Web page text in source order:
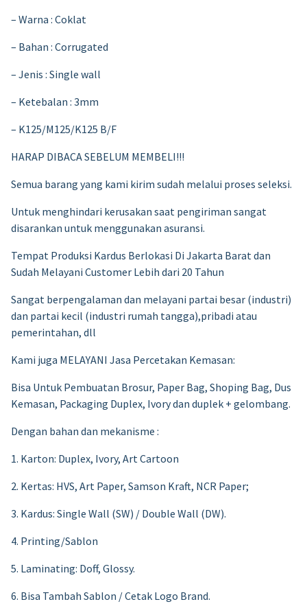
– Warna : Coklat
– Bahan : Corrugated
– Jenis : Single wall
– Ketebalan : 3mm
– K125/M125/K125 B/F
HARAP DIBACA SEBELUM MEMBELI!!!
Semua barang yang kami kirim sudah melalui proses seleksi.
Untuk menghindari kerusakan saat pengiriman sangat
disarankan untuk menggunakan asuransi.
Tempat Produksi Kardus Berlokasi Di Jakarta Barat dan
Sudah Melayani Customer Lebih dari 20 Tahun
Sangat berpengalaman dan melayani partai besar (industri)
dan partai kecil (industri rumah tangga),pribadi atau
pemerintahan, dll
Kami juga MELAYANI Jasa Percetakan Kemasan:
Bisa Untuk Pembuatan Brosur, Paper Bag, Shoping Bag, Dus
Kemasan, Packaging Duplex, Ivory dan duplek + gelombang.
Dengan bahan dan mekanisme :
1. Karton: Duplex, Ivory, Art Cartoon
2. Kertas: HVS, Art Paper, Samson Kraft, NCR Paper;
3. Kardus: Single Wall (SW) / Double Wall (DW).
4. Printing/Sablon
5. Laminating: Doff, Glossy.
6. Bisa Tambah Sablon / Cetak Logo Brand.